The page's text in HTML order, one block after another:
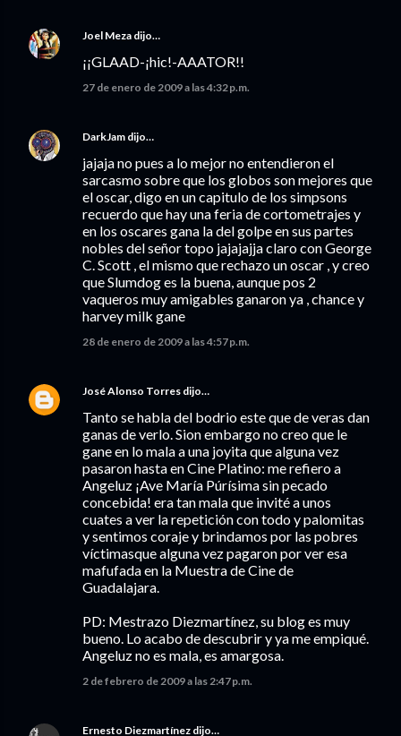
Joel Meza dijo…
¡¡GLAAD-¡hic!-AAATOR!!
27 de enero de 2009 a las 4:32 p.m.
DarkJam dijo…
jajaja no pues a lo mejor no entendieron el
sarcasmo sobre que los globos son mejores que
el oscar, digo en un capitulo de los simpsons
recuerdo que hay una feria de cortometrajes y
en los oscares gana la del golpe en sus partes
nobles del señor topo jajajajja claro con George
C. Scott , el mismo que rechazo un oscar , y creo
que Slumdog es la buena, aunque pos 2
vaqueros muy amigables ganaron ya , chance y
harvey milk gane
28 de enero de 2009 a las 4:57 p.m.
José Alonso Torres dijo…
Tanto se habla del bodrio este que de veras dan
ganas de verlo. Sion embargo no creo que le
gane en lo mala a una joyita que alguna vez
pasaron hasta en Cine Platino: me refiero a
Angeluz ¡Ave María Púrísima sin pecado
concebida! era tan mala que invité a unos
cuates a ver la repetición con todo y palomitas
y sentimos coraje y brindamos por las pobres
víctimasque alguna vez pagaron por ver esa
mafufada en la Muestra de Cine de
Guadalajara.
PD: Mestrazo Diezmartínez, su blog es muy
bueno. Lo acabo de descubrir y ya me empiqué.
Angeluz no es mala, es amargosa.
2 de febrero de 2009 a las 2:47 p.m.
Ernesto Diezmartínez dijo…